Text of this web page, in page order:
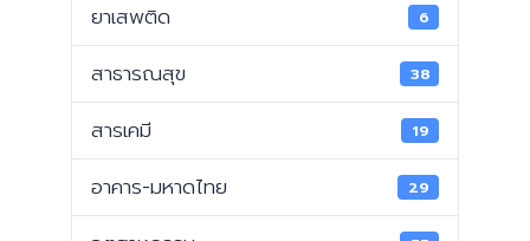
ยาเสพติด 6
สาธารณสุข 38
สารเคมี 19
อาคาร-มหาดไทย 29